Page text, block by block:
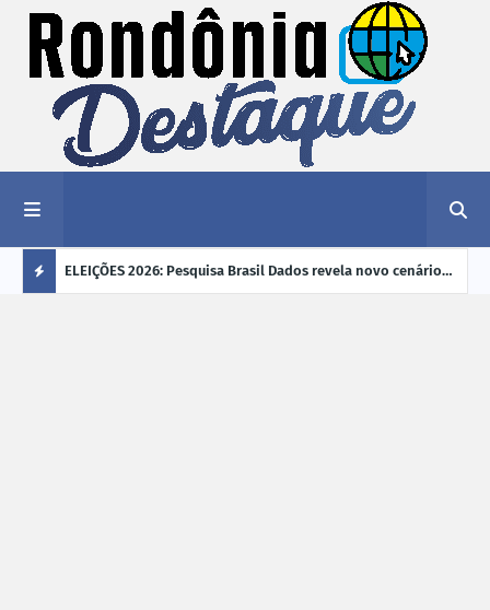
a mais ELEIÇÕES 2026: Pesquisa Brasil Dados revela novo cenário